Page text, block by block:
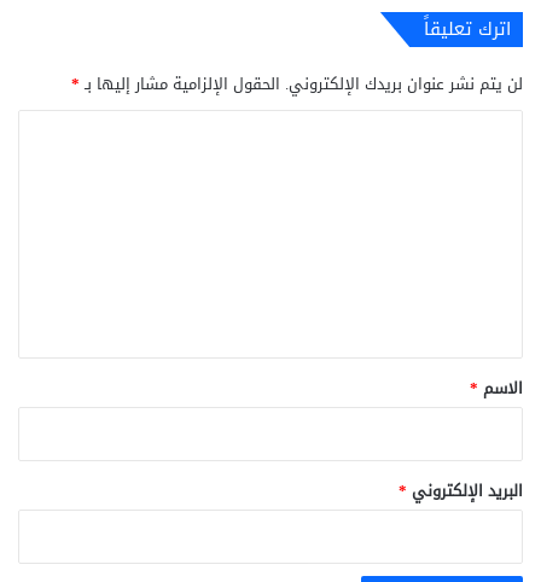
اترك تعليقاً
لن يتم نشر عنوان بريدك الإلكتروني. الحقول الإلزامية مشار إليها بـ*
*
الاسم *
البريد الإلكتروني *